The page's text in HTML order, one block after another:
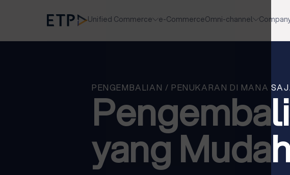
Unified Commerce e-CommerceOmni-channel
PENGEMBALIAN / PENUKARAN DI MANA
yang